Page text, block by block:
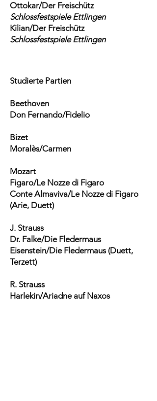
Ottokar/Der Freischütz
Schlossfestspiele Ettlingen
Kilian/Der Freischütz
Schlossfestspiele Ettlingen
Studierte Partien
Beethoven
Don Fernando/Fidelio
Bizet
Moralès/Carmen
Mozart
Figaro/Le Nozze di Figaro
Conte Almaviva/Le Nozze di Figaro
(Arie, Duett)
J. Strauss
Dr. Falke/Die Fledermaus
Eisenstein/Die Fledermaus (Duett,
Terzett)
R. Strauss
Harlekin/Ariadne auf Naxos